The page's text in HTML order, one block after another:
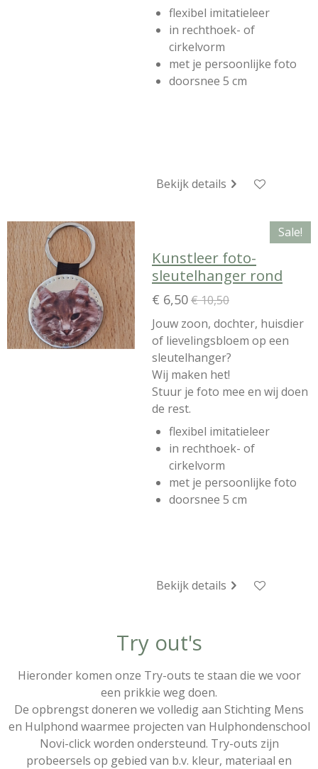
flexibel imitatieleer
in rechthoek- of
cirkelvorm
met je persoonlijke foto
doorsnee 5 cm
Bekijk details
Sale!
Kunstleer foto-
sleutelhanger rond
€ 6,50€ 10,50
Jouw zoon, dochter, huisdier
of lievelingsbloem op een
sleutelhanger?
Wij maken het!
Stuur je foto mee en wij doen
de rest.
flexibel imitatieleer
in rechthoek- of
cirkelvorm
met je persoonlijke foto
doorsnee 5 cm
Bekijk details
Try out's
Hieronder komen onze Try-outs te staan die we voor
een prikkie weg doen.
De opbrengst doneren we volledig aan Stichting Mens
en Hulphond waarmee projecten van Hulphondenschool
Novi-click worden ondersteund. Try-outs zijn
probeersels op gebied van b.v. kleur, materiaal en